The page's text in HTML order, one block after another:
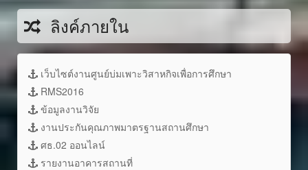
ลิงค์ภายใน
เว็บไซต์งานศูนย์บ่มเพาะวิสาหกิจเพื่อการศึกษา
RMS2016
ข้อมูลงานวิจัย
งานประกันคุณภาพมาตรฐานสถานศึกษา
ศธ.02 ออนไลน์
รายงานอาคารสถานที่